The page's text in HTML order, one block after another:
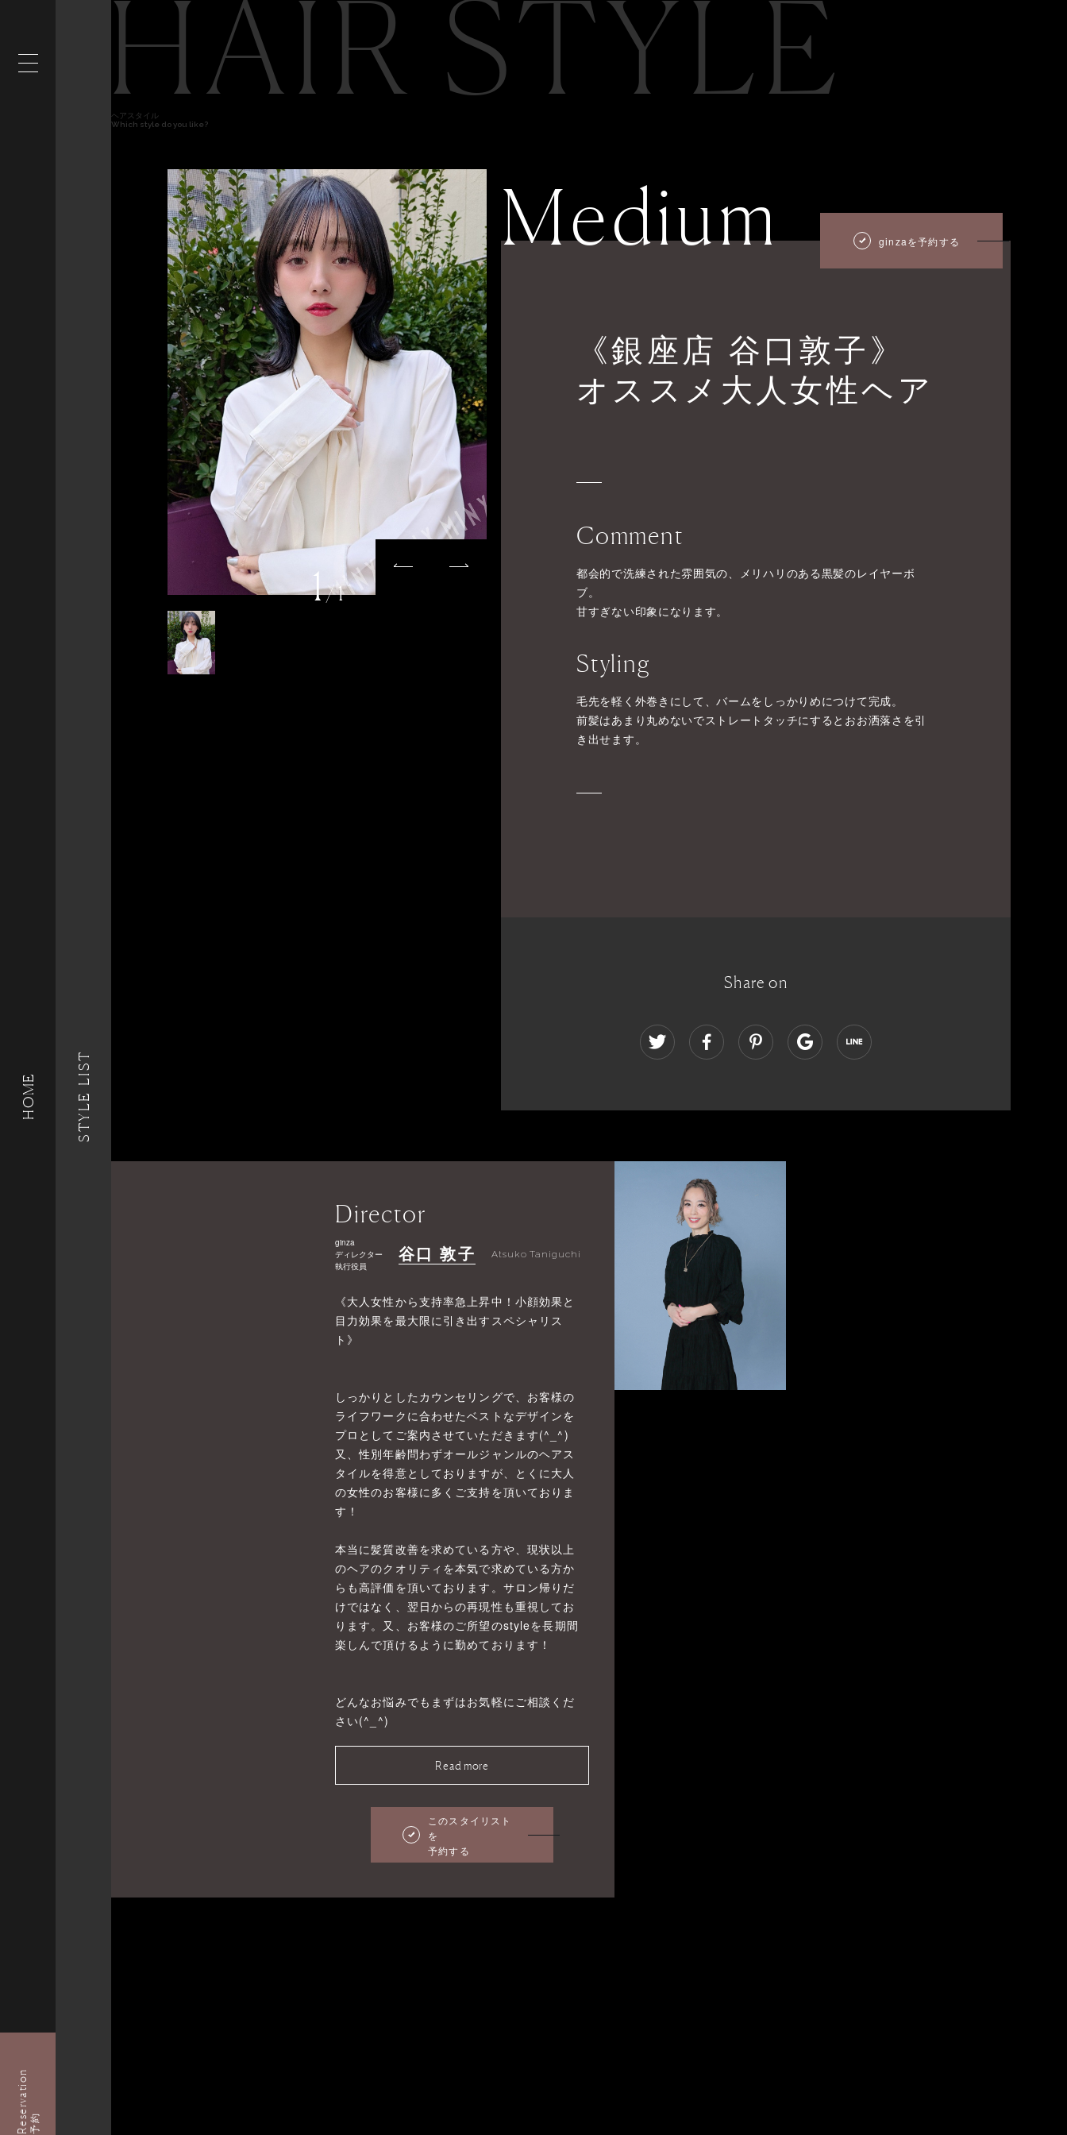
HOME
Reservation予約
STYLE LIST
HAIR STYLE
ヘアスタイル
Which style do you like?
1/1
Medium ginzaを予約する
《銀座店 谷口敦子》
オススメ大人女性ヘア
Comment
都会的で洗練された雰囲気の、メリハリのある黒髪のレイヤーボ
ブ。
甘すぎない印象になります。
Styling
毛先を軽く外巻きにして、バームをしっかりめにつけて完成。
前髪はあまり丸めないでストレートタッチにするとおお洒落さを引
き出せます。
Share on
Director
ginza
ディレクター
執行役員
谷口 敦子 Atsuko Taniguchi
《大人女性から支持率急上昇中！小顔効果と
目力効果を最大限に引き出すスペシャリス
ト》
しっかりとしたカウンセリングで、お客様の
ライフワークに合わせたベストなデザインを
プロとしてご案内させていただきます(^_^)
又、性別年齢問わずオールジャンルのヘアス
タイルを得意としておりますが、とくに大人
の女性のお客様に多くご支持を頂いておりま
す！
本当に髪質改善を求めている方や、現状以上
のヘアのクオリティを本気で求めている方か
らも高評価を頂いております。サロン帰りだ
けではなく、翌日からの再現性も重視してお
ります。又、お客様のご所望のstyleを長期間
楽しんで頂けるように勤めております！
どんなお悩みでもまずはお気軽にご相談くだ
さい(^_^)
Read more
このスタイリスト
を
予約する